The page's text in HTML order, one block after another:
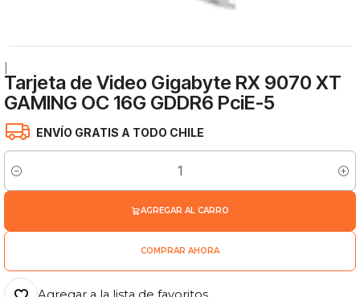
Tarjeta de Video Gigabyte RX 9070 XT
GAMING OC 16G GDDR6 PciE-5
ENVÍO GRATIS A TODO CHILE
Cantidad
AGREGAR AL CARRO
COMPRAR AHORA